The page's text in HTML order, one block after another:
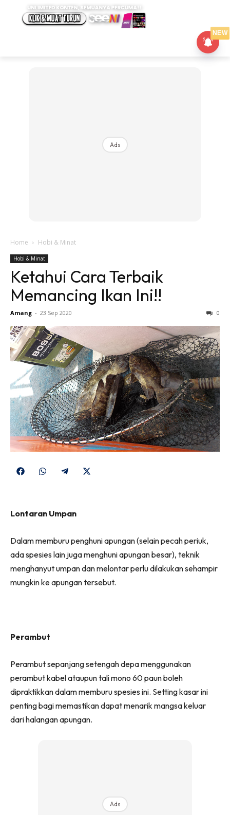
Ads
Home Hobi & Minat
Hobi & Minat
Ketahui Cara Terbaik
Memancing Ikan Ini!!
Amang - 23 Sep 2020 0
Share
Share
Share
Lontaran Umpan
Dalam memburu penghuni apungan (selain pecah periuk,
ada spesies lain juga menghuni apungan besar), teknik
menghanyut umpan dan melontar perlu dilakukan sehampir
mungkin ke apungan tersebut.
Perambut
Perambut sepanjang setengah depa menggunakan
perambut kabel ataupun tali mono 60 paun boleh
dipraktikkan dalam memburu spesies ini. Setting kasar ini
penting bagi memastikan dapat menarik mangsa keluar
dari halangan apungan.
Ads
NEW